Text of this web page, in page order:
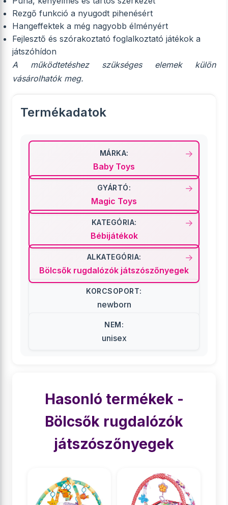
Rezgő funkció a nyugodt pihenésért
Hangeffektek a még nagyobb élményért
Fejlesztő és szórakoztató foglalkoztató játékok a
játszóhídon
A működtetéshez szükséges elemek külön
vásárolhatók meg.
Termékadatok
MÁRKA:
Baby Toys
GYÁRTÓ:
Magic Toys
KATEGÓRIA:
Bébijátékok
ALKATEGÓRIA:
Bölcsők rugdalózók játszószőnyegek
KORCSOPORT:
newborn
NEM:
unisex
Hasonló termékek -
Bölcsők rugdalózók
játszószőnyegek